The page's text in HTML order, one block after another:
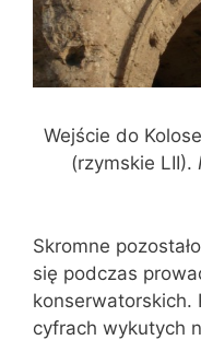
Wejście do
(rzymskie LII).
Skromne
się podczas
konserwatorskich.
cyfrach wykutych